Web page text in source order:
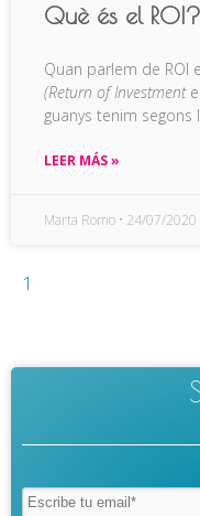
Què és el ROI?
Quan parlem de ROI
(Return of Investment
guanys tenim segons
LEER MÁS »
Marta Romo 24/07/2020
1